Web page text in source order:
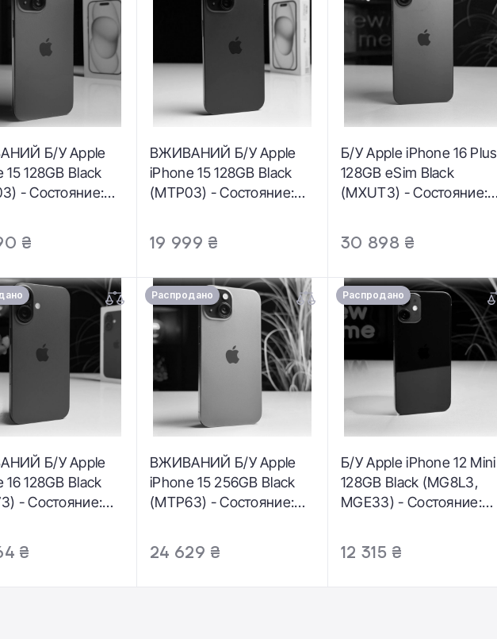
Б/У Apple
15 128GB Black
- Состояние:
| Гарантия: 3
₴
ВЖИВАНИЙ Б/У Apple
iPhone 15 128GB Black
(MTP03) - Состояние:
полный | Гарантия: 3
19 999 ₴
Б/У Apple iPhone 16 Plus
128GB eSim Black
(MXUT3) - Состояние:
Комплектация: полный |
30 898 ₴
Б/У Apple
16 128GB Black
- Состояние:
полный |
₴
Распродано
ВЖИВАНИЙ Б/У Apple
iPhone 15 256GB Black
(MTP63) - Состояние:
полный | Гарантия: 3
24 629 ₴
Распродано
Б/У Apple iPhone 12 Mini
128GB Black (MG8L3,
MGE33) - Состояние:
Комплектация: кабель,
12 315 ₴